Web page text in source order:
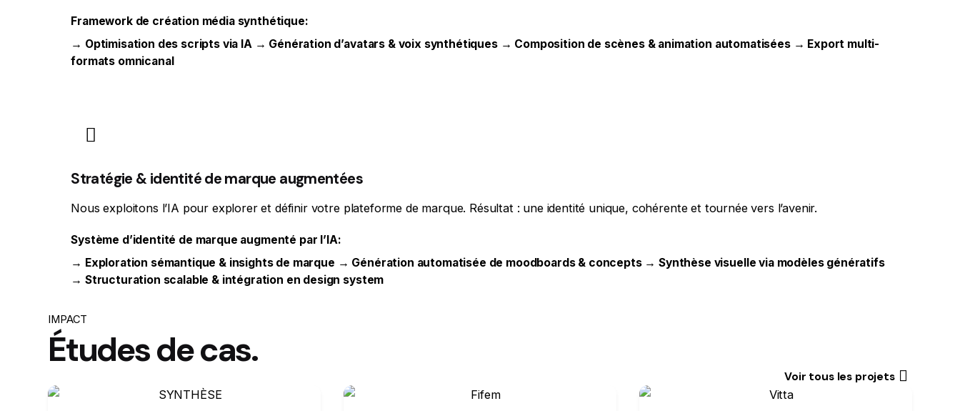
Framework de création média synthétique:
→ Optimisation des scripts via IA → Génération d’avatars & voix synthétiques → Composition de scènes & animation automatisées → Export multi-
formats omnicanal
Stratégie & identité de marque augmentées
Nous exploitons l’IA pour explorer et définir votre plateforme de marque. Résultat : une identité unique, cohérente et tournée vers l’avenir.
Système d’identité de marque augmenté par l’IA:
→ Exploration sémantique & insights de marque → Génération automatisée de moodboards & concepts → Synthèse visuelle via modèles génératifs
→ Structuration scalable & intégration en design system
IMPACT
Études de cas.
Voir tous les projets